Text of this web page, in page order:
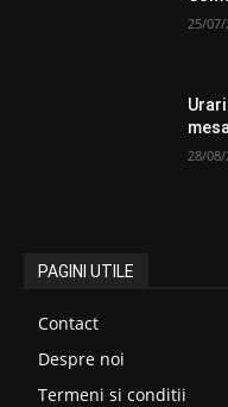
25/
28/08/
PAGINI UTILE
Contact
Despre noi
Termeni si conditii